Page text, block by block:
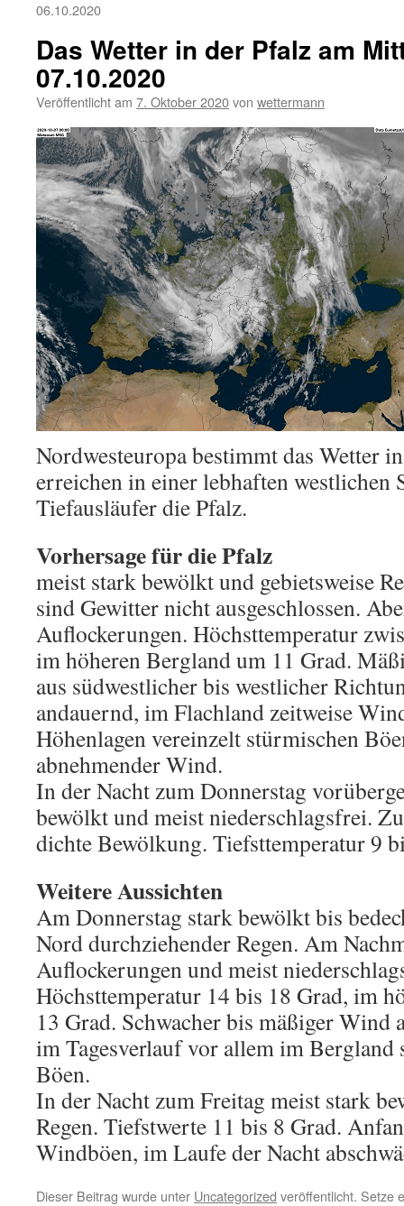
06.10.2020
Das Wetter in der Pfalz am
07.10.2020
Veröffentlicht am 7. Oktober 2020von wettermann
Nordwesteuropa bestimmt das Wetter
erreichen in einer lebhaften westlichen
Tiefausläufer die Pfalz.
Vorhersage für die Pfalz
meist stark bewölkt und gebietsweise
sind Gewitter nicht ausgeschlossen.
Auflockerungen. Höchsttemperatur
im höheren Bergland um 11 Grad.
aus südwestlicher bis westlicher
andauernd, im Flachland zeitweise
Höhenlagen vereinzelt stürmischen
abnehmender Wind.
In der Nacht zum Donnerstag
bewölkt und meist niederschlagsfrei.
dichte Bewölkung. Tiefsttemperatur 9
Weitere Aussichten
Am Donnerstag stark bewölkt bis
Nord durchziehender Regen. Am
Auflockerungen und meist
Höchsttemperatur 14 bis 18 Grad, im
13 Grad. Schwacher bis mäßiger Wind
im Tagesverlauf vor allem im Bergland
Böen.
In der Nacht zum Freitag meist stark
Regen. Tiefstwerte 11 bis 8 Grad.
Windböen, im Laufe der Nacht
Dieser Beitrag wurde unter Uncategorized veröffentlicht. Setze